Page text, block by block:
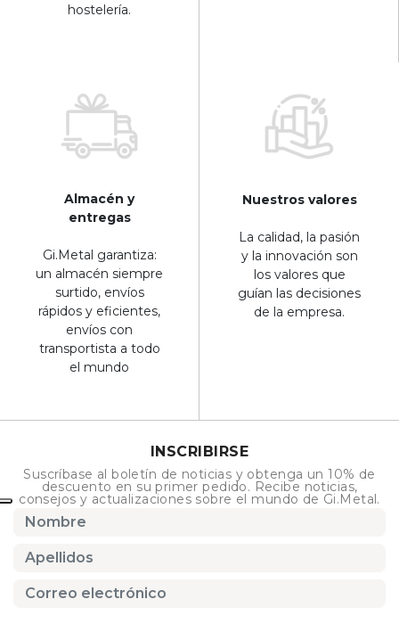
hostelería.
Almacén y
entregas
Gi.Metal garantiza:
un almacén siempre
surtido, envíos
rápidos y eficientes,
envíos con
transportista a todo
el mundo
Nuestros valores
La calidad, la pasión
y la innovación son
los valores que
guían las decisiones
de la empresa.
INSCRIBIRSE
Suscríbase al boletín de noticias y obtenga un 10% de
descuento en su primer pedido. Recibe noticias,
consejos y actualizaciones sobre el mundo de Gi.Metal.